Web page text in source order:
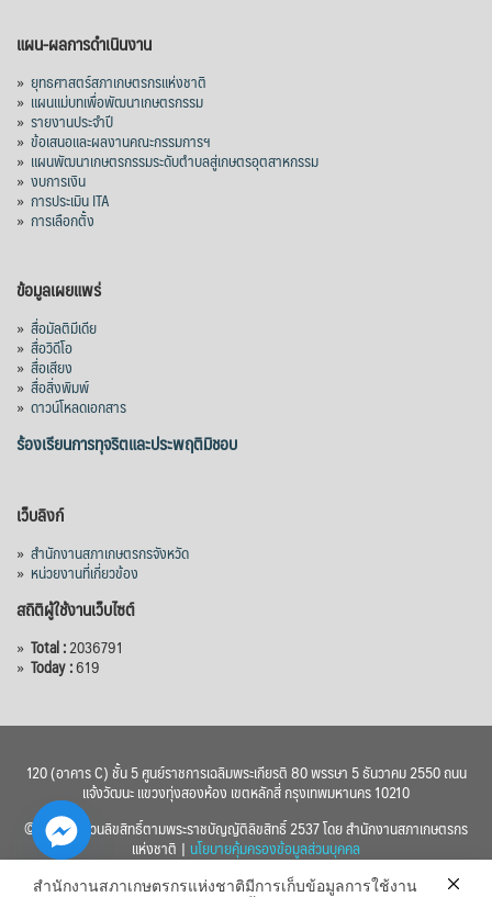
View on Facebook
สภาเกษตรกรแห่งชาติ
1 day ago
คณะรัฐมนตรี อนุมัติโครงการอ่างเก็บน้ำ
คลองวังโตนด วงเงิน 7,200 ล้านบาท สะท้อน
ผลสำเร็จการผลักดันข้อเสนอเชิงนโยบายของ
เมื่อวันที่ 5 สิงหาคม 2569 คณะรัฐมนตรีมีมติ
อนุมัติโครงการอ่างเก็บน้ำคลองวังโตนด
จังหวัดจันทบุรี กรอบวงเงิน 7,200 ล้านบาท
กำหนดระยะเวลาดำเนินงาน 7 ปี (พ.ศ. 2570–
2576) โดยโครงการมีความจุ 99.50 ล้าน
ลูกบาศก์เมตร สามารถสนับสนุนพื้นที่
ชลประทานกว่า 87,700 ไร่ เพิ่ม
View on Facebook
แผน-ผลการดำเนินงาน
» ยุทธศาสตร์สภาเกษตรกรแห่งชาติ
» แผนแม่บทเพื่อพัฒนาเกษตรกรรม
» รายงานประจำปี
» ข้อเสนอและผลงานคณะกรรมการฯ
» แผนพัฒนาเกษตรกรรมระดับตำบลสู่เกษตรอุตสาหกรรม
» งบการเงิน
» การประเมิน ITA
» การเลือกตั้ง
ข้อมูลเผยแพร่
» สื่อมัลติมีเดีย
» สื่อวิดีโอ
» สื่อเสียง
» สื่อสิ่งพิมพ์
» ดาวน์โหลดเอกสาร
ร้องเรียนการทุจริตและประพฤติมิชอบ
เว็บลิงก์
» สำนักงานสภาเกษตรกรจังหวัด
» หน่วยงานที่เกี่ยวข้อง
สถิติผู้ใช้งานเว็บไซต์
» Total :2036791
» Today :619
120 (อาคาร C) ชั้น 5 ศูนย์ราชการเฉลิมพระเกียรติ 80 พรรษา 5 ธันวาคม 2550 ถนน
แจ้งวัฒนะ แขวงทุ่งสองห้อง เขตหลักสี่ กรุงเทพมหานคร 10210
© 2560 สงวนลิขสิทธิ์ตามพระราชบัญญัติลิขสิทธิ์ 2537 โดย สำนักงานสภาเกษตรกร
แห่งชาติ | นโยบายคุ้มครองข้อมูลส่วนบุคคล
สำนักงานสภาเกษตรกรแห่งชาติมีการเก็บข้อมูลการใช้งาน